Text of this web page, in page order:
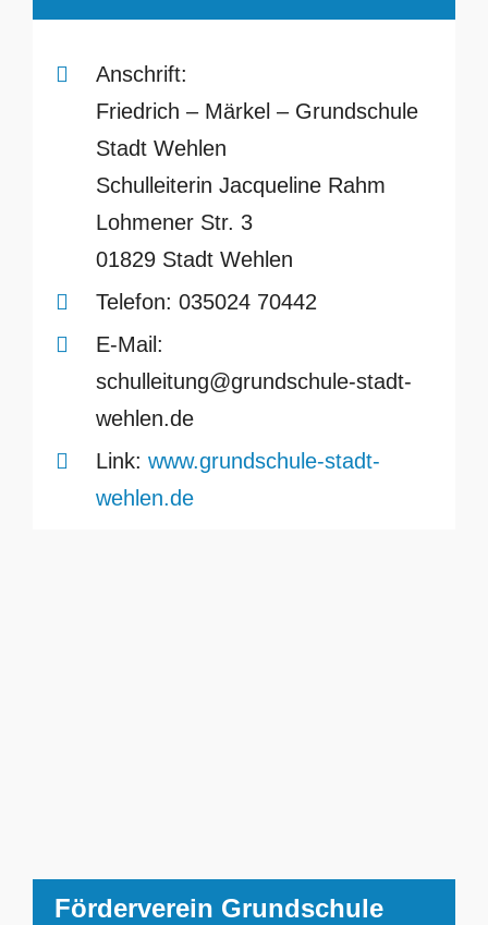
Anschrift:
Friedrich – Märkel – Grundschule
Stadt Wehlen
Schulleiterin Jacqueline Rahm
Lohmener Str. 3
01829 Stadt Wehlen
Telefon: 035024 70442
E-Mail:
schulleitung@grundschule-stadt-
wehlen.de
Link: www.grundschule-stadt-
wehlen.de
Förderverein Grundschule